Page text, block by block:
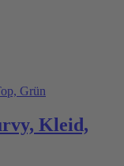
Kleid,